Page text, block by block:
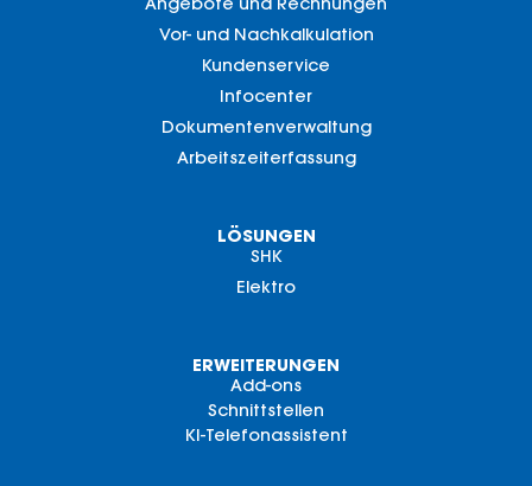
Vor- und Nachkalkulation
Kundenservice
Infocenter
Dokumentenverwaltung
Arbeitszeiterfassung
LÖSUNGEN
SHK
Elektro
ERWEITERUNGEN
Add-ons
Schnittstellen
KI-Telefonassistent